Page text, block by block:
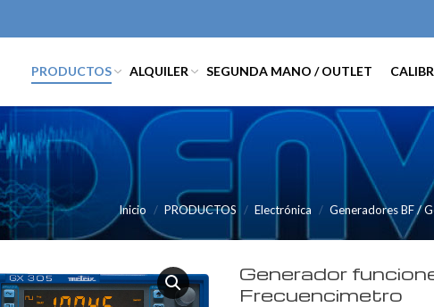
PRODUCTOS ALQUILER SEGUNDA MANO / OUTLET
Inicio PRODUCTOS Electrónica Generadores BF /
Generador
Frecuencimetro